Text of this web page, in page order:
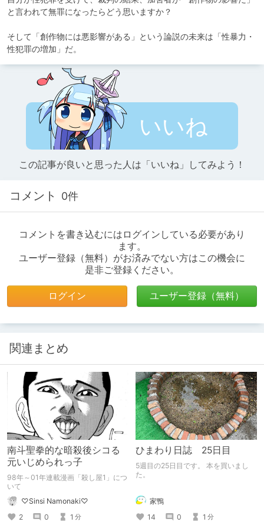
と言われて無罪になったらどう思いますか？
そして「創作物には悪影響がある」という論説の未来は「性暴力・
性犯罪の増加」だ。
いいね
この記事が良いと思った人は「いいね」してみよう！
コメント 0件
コメントを書き込むにはログインしている必要があり
ます。
ユーザー登録（無料）がお済みでない方はこの機会に
是非ご登録ください。
ログイン ユーザー登録（無料）
関連まとめ
南斗聖拳的な暗殺後シコる
元いじめられっ子
98年～01年連載漫画「殺し屋1」につ
いて
♡Sinsi Namonaki♡
2
0 1 分
ひまわり日誌 25日目
5週目の25日目です。 本を買いまし
た。
家鴨
14
0 1 分